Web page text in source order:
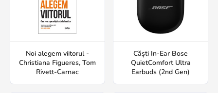
Noi alegem viitorul -
Christiana Figueres, Tom
Rivett-Carnac
Căști In-Ear Bose
QuietComfort Ultra
Earbuds (2nd Gen)